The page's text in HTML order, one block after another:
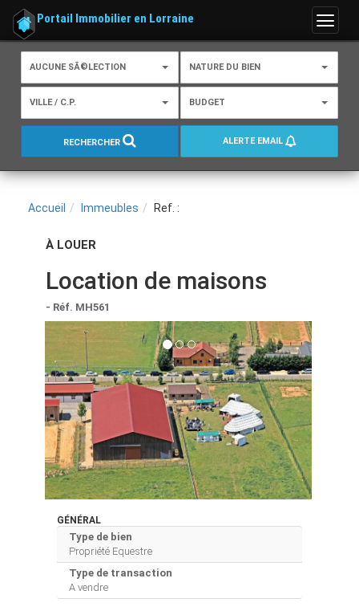
Menu
Portail Immobilier en Lorraine
AUCUNE SÃ©LECTION NATURE DU BIEN
VILLE / C.P. BUDGET
RECHERCHER ALERTE EMAIL
Accueil Immeubles Ref. :
À LOUER
Location de maisons
- Réf. MH561
GÉNÉRAL
Type de bien
Propriété Equestre
Type de transaction
A vendre